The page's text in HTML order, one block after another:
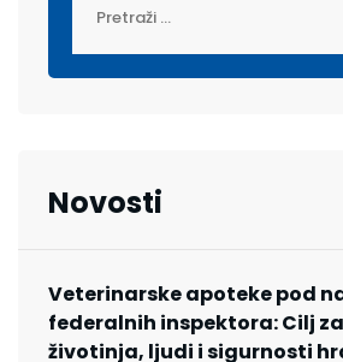
Novosti
Veterinarske apoteke pod
federalnih inspektora: Cilj
životinja, ljudi i sigurnosti